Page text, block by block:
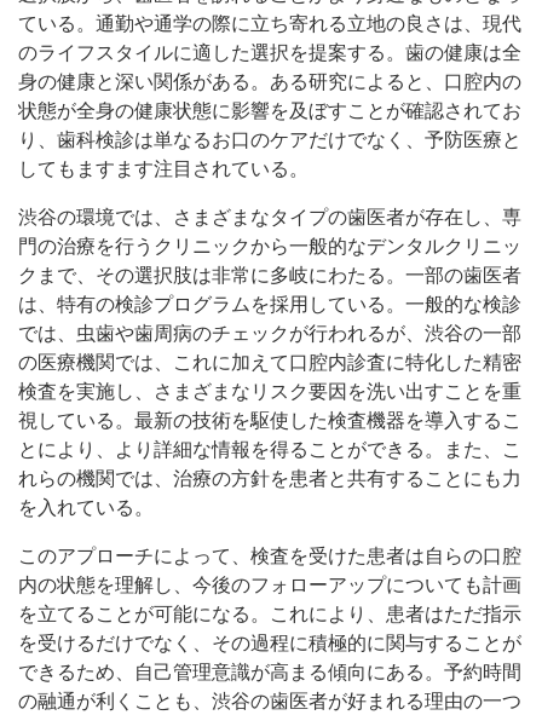
ている。通勤や通学の際に立ち寄れる立地の良さは、現代
のライフスタイルに適した選択を提案する。歯の健康は全
身の健康と深い関係がある。ある研究によると、口腔内の
状態が全身の健康状態に影響を及ぼすことが確認されてお
り、歯科検診は単なるお口のケアだけでなく、予防医療と
してもますます注目されている。
渋谷の環境では、さまざまなタイプの歯医者が存在し、専
門の治療を行うクリニックから一般的なデンタルクリニッ
クまで、その選択肢は非常に多岐にわたる。一部の歯医者
は、特有の検診プログラムを採用している。一般的な検診
では、虫歯や歯周病のチェックが行われるが、渋谷の一部
の医療機関では、これに加えて口腔内診査に特化した精密
検査を実施し、さまざまなリスク要因を洗い出すことを重
視している。最新の技術を駆使した検査機器を導入するこ
とにより、より詳細な情報を得ることができる。また、こ
れらの機関では、治療の方針を患者と共有することにも力
を入れている。
このアプローチによって、検査を受けた患者は自らの口腔
内の状態を理解し、今後のフォローアップについても計画
を立てることが可能になる。これにより、患者はただ指示
を受けるだけでなく、その過程に積極的に関与することが
できるため、自己管理意識が高まる傾向にある。予約時間
の融通が利くことも、渋谷の歯医者が好まれる理由の一つ